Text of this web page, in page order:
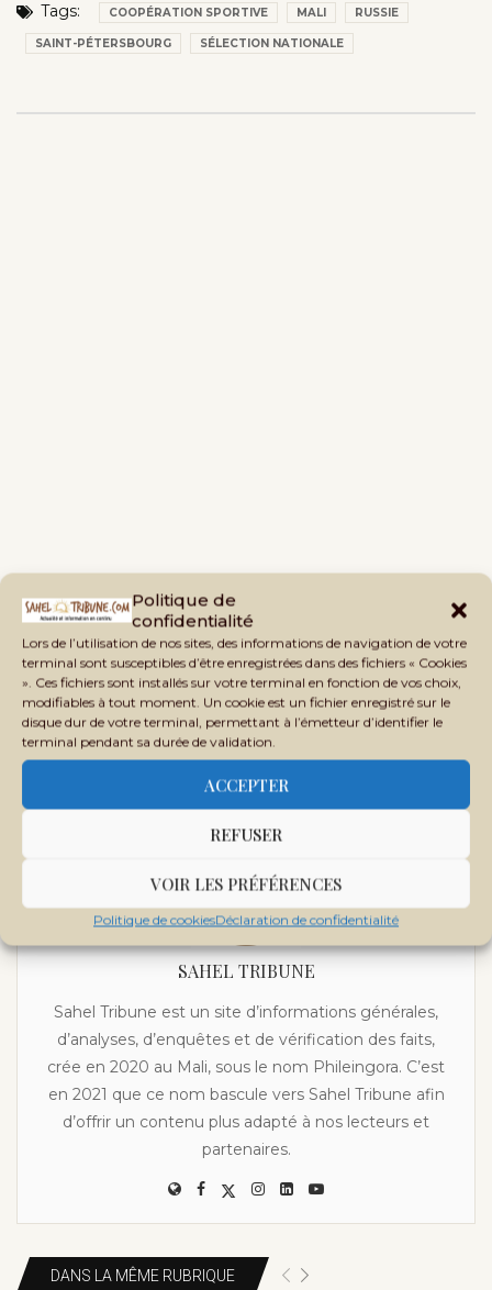
Politique de
confidentialité
Lors de l’utilisation de nos sites, des informations de navigation de votre
terminal sont susceptibles d’être enregistrées dans des fichiers « Cookies
». Ces fichiers sont installés sur votre terminal en fonction de vos choix,
modifiables à tout moment. Un cookie est un fichier enregistré sur le
disque dur de votre terminal, permettant à l’émetteur d’identifier le
terminal pendant sa durée de validation.
ACCEPTER
REFUSER
VOIR LES PRÉFÉRENCES
Politique de cookiesDéclaration de confidentialité
Tags: COOPÉRATION SPORTIVE MALI RUSSIE
SAINT-PÉTERSBOURG SÉLECTION NATIONALE
previous post
Viols sur mineures : un ancien employé diplomatique condamné à
perpétuité
next post
Année de l’éducation et de la culture : le Mali engage la
classification de ses centres culturels
SAHEL TRIBUNE
Sahel Tribune est un site d’informations générales,
d’analyses, d’enquêtes et de vérification des faits,
crée en 2020 au Mali, sous le nom Phileingora. C’est
en 2021 que ce nom bascule vers Sahel Tribune afin
d’offrir un contenu plus adapté à nos lecteurs et
partenaires.
DANS LA MÊME RUBRIQUE